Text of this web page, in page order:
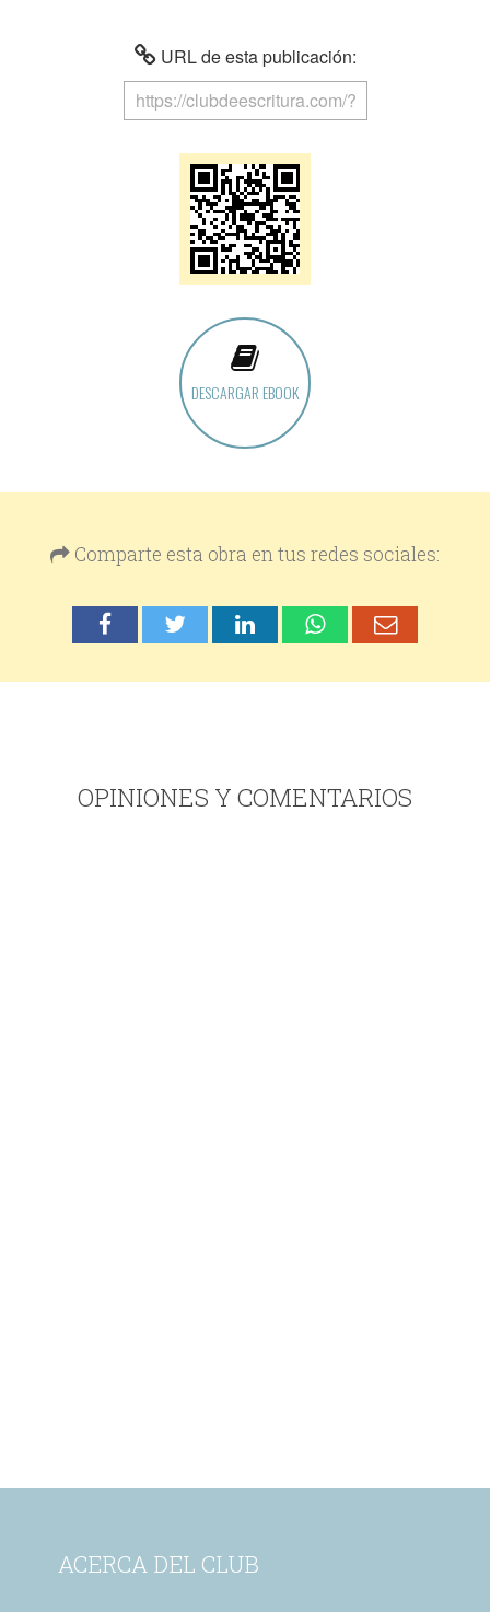
URL de esta publicación:
DESCARGAR EBOOK
Comparte esta obra en tus redes sociales:
OPINIONES Y COMENTARIOS
ACERCA DEL CLUB